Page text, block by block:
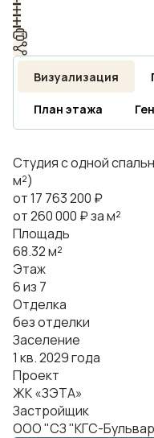
Визуализация
План этажа
Студия с одной
м²)
от 17 763 200 ₽
от 260 000 ₽ за м²
Площадь
68.32 м²
Этаж
6 из 7
Отделка
без отделки
Заселение
1 кв. 2029 года
Проект
ЖК «ЗЭТА»
Застройщик
ООО "СЗ "КГС-